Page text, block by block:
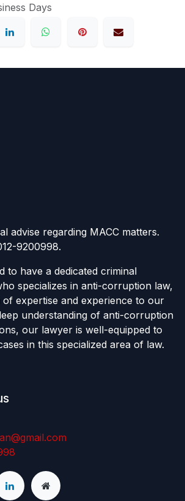
Days
advise regarding MACC matters.
9200998.
to have a dedicated criminal
specializes in anti-corruption law,
of expertise and experience to our
understanding of anti-corruption
our lawyer is well-equipped to
in this specialized area of law.